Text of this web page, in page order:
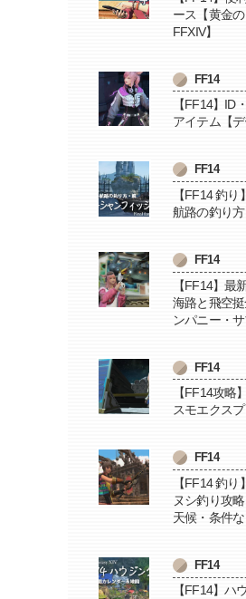
ース【黄金
FFXIV】
FF14
【FF14】ID
アイテム【デ
FF14
【FF14 釣
航路の釣り
FF14
【FF14】最
海路と飛空
ンパニー・
FF14
【FF14攻略
スモエクスプ
FF14
【FF14 釣
ヌシ釣り攻
天候・条件
FF14
【FF14】ハ